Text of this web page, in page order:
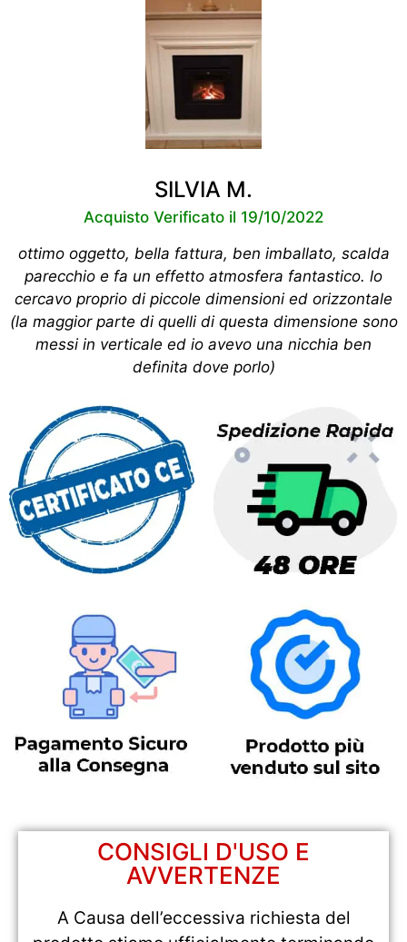
SILVIA M.
Acquisto Verificato il 19/10/2022
ottimo oggetto, bella fattura, ben imballato, scalda
parecchio e fa un effetto atmosfera fantastico. lo
cercavo proprio di piccole dimensioni ed orizzontale
(la maggior parte di quelli di questa dimensione sono
messi in verticale ed io avevo una nicchia ben
definita dove porlo)
CONSIGLI D'USO E
AVVERTENZE
A Causa dell’eccessiva richiesta del